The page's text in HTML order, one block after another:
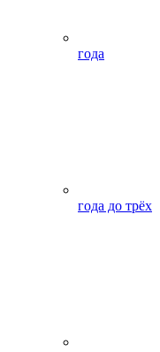
года
года до трёх